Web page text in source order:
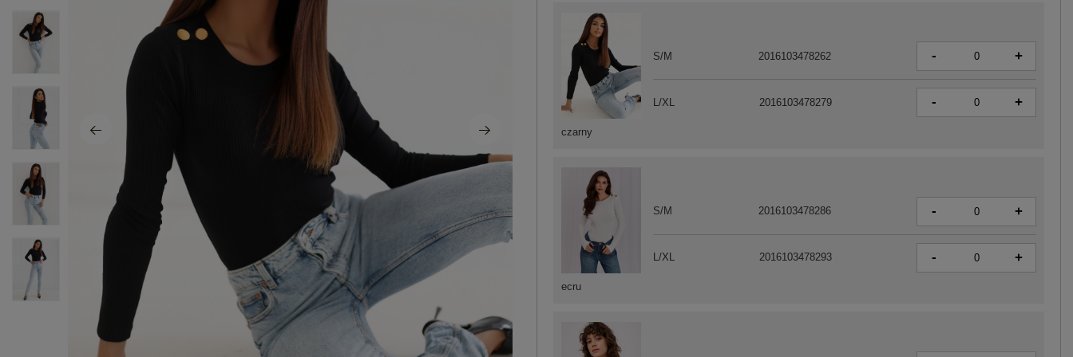
ecru
S/M 2016103478286 - +
L/XL 2016103478293 - +
czarny
S/M 2016103478262 - +
L/XL 2016103478279 - +